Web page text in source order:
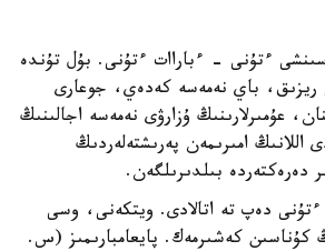
ءتۇنى - ءباراات ءتۇنى. بۇل تۇندە
ريزىق، باي نەمەسە كەدەي، جوعارى
عۇمىرلارىنىڭ ۇزارۋى نەمەسە اجالىنىڭ
اللانىڭ امىرىمەن پەرىشتەلەردىڭ
دەرەكتەردە بىلدىرىلگەن.
دەپ تە اتالادى. ويتكەنى، وسى
كۇناسىن كەشىرمەك. پايعامبارىمىز (س.